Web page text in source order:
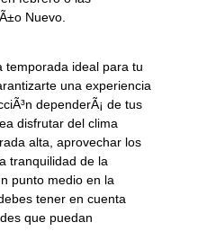
Nuevo.
temporada ideal para tu
una experiencia
dependerÃ¡ de tus
disfrutar del clima
alta, aprovechar los
tranquilidad de la
punto medio en la
tener en cuenta
que puedan